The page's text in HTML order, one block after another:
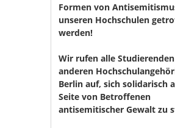
Formen von
unseren Hochschulen
werden!
Wir rufen alle
anderen
Berlin auf, sich solidarisch
Seite von Betroffenen
antisemitischer Gewalt zu